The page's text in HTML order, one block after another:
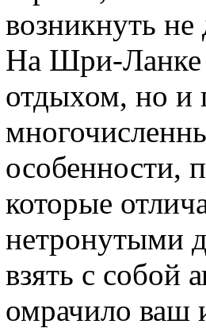
возникнуть
На Шри-Ланке
отдыхом, но и
особенности,
которые
нетронутыми
взять с собой
омрачило ваш